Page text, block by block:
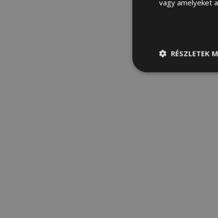
vagy amelyeket
RÉSZLETEK